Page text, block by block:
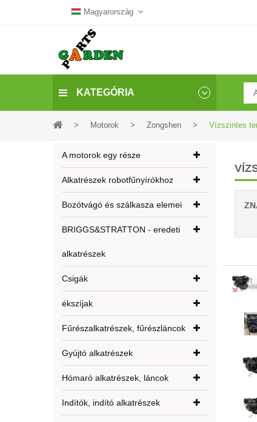
Magyarország
KATEGÓRIA
> Motorok > Zongshen > Vízszintes
A motorok egy része
Alkatrészek robotfűnyírókhoz
Bozótvágó és szálkasza elemei
BRIGGS&STRATTON - eredeti
alkatrészek
Csigák
ékszíjak
Fűrészalkatrészek, fűrészláncok
Gyújtó alkatrészek
Hómaró alkatrészek, láncok
Indítók, indító alkatrészek